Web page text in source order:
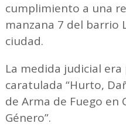
cumplimiento a una
manzana 7 del barrio
ciudad.
La medida judicial
caratulada “Hurto,
de Arma de Fuego en
Género”.